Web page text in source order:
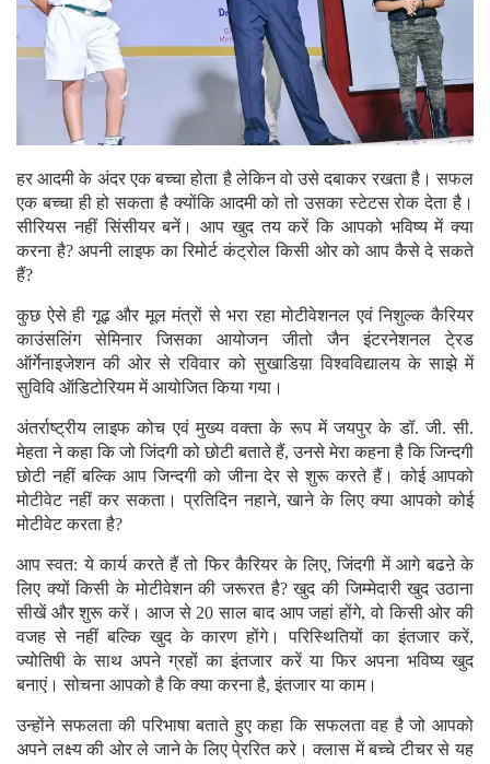
हर आदमी के अंदर एक बच्चा होता है लेकिन वो उसे दबाकर रखता है। सफल
एक बच्चा ही हो सकता है क्योंकि आदमी को तो उसका स्टेटस रोक देता है।
सीरियस नहीं सिंसीयर बनें। आप खुद तय करें कि आपको भविष्य में क्या
करना है? अपनी लाइफ का रिमोर्ट कंट्रोल किसी ओर को आप कैसे दे सकते
हैं?
कुछ ऐसे ही गूढ़ और मूल मंत्रों से भरा रहा मोटीवेशनल एवं निशुल्क कैरियर
काउंसलिंग सेमिनार जिसका आयोजन जीतो जैन इंटरनेशनल टे्रड
ऑर्गेनाइजेशन की ओर से रविवार को सुखाडिय़ा विश्वविद्यालय के साझे में
सुविवि ऑडिटोरियम में आयोजित किया गया।
अंतर्राष्ट्रीय लाइफ कोच एवं मुख्य वक्ता के रूप में जयपुर के डॉ. जी. सी.
मेहता ने कहा कि जो जिंदगी को छोटी बताते हैं, उनसे मेरा कहना है कि जिन्दगी
छोटी नहीं बल्कि आप जिन्दगी को जीना देर से शुरू करते हैं। कोई आपको
मोटीवेट नहीं कर सकता। प्रतिदिन नहाने, खाने के लिए क्या आपको कोई
मोटीवेट करता है?
आप स्वत: ये कार्य करते हैं तो फिर कैरियर के लिए, जिंदगी में आगे बढऩे के
लिए क्यों किसी के मोटीवेशन की जरूरत है? खुद की जिम्मेदारी खुद उठाना
सीखें और शुरू करें। आज से 20 साल बाद आप जहां होंगे, वो किसी ओर की
वजह से नहीं बल्कि खुद के कारण होंगे। परिस्थितियों का इंतजार करें,
ज्योतिषी के साथ अपने ग्रहों का इंतजार करें या फिर अपना भविष्य खुद
बनाएं। सोचना आपको है कि क्या करना है, इंतजार या काम।
उन्होंने सफलता की परिभाषा बताते हुए कहा कि सफलता वह है जो आपको
अपने लक्ष्य की ओर ले जाने के लिए पे्ररित करे। क्लास में बच्चे टीचर से यह